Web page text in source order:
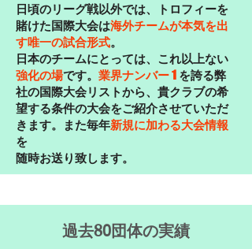
日頃のリーグ戦以外では、トロフィーを
賭けた国際大会は海外チームが本気を出
す唯一の試合形式。
​日本のチームにとっては、これ以上ない
強化の場です。 業界ナンバー1 を誇る弊
社の国際大会リストから、貴クラブの希
望する条件の大会をご紹介させていただ
きます。また毎年新規に加わる大会情報
を
随時お送り致します。
​過去80団体の実績